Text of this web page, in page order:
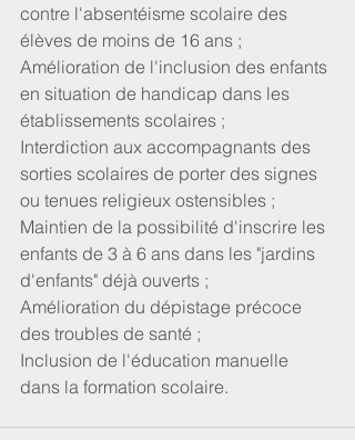
contre l'absentéisme scolaire des
élèves de moins de 16 ans ;
Amélioration de l'inclusion des enfants
en situation de handicap dans les
établissements scolaires ;
Interdiction aux accompagnants des
sorties scolaires de porter des signes
ou tenues religieux ostensibles ;
Maintien de la possibilité d'inscrire les
enfants de 3 à 6 ans dans les "jardins
d'enfants" déjà ouverts ;
Amélioration du dépistage précoce
des troubles de santé ;
Inclusion de l'éducation manuelle
dans la formation scolaire.